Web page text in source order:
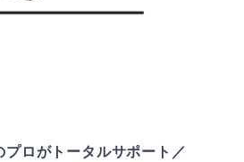
プロがトータルサポート／